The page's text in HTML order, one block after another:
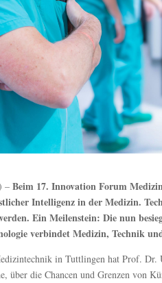
–Beim 17. Innovation Forum
Intelligenz in der Medizin.
Ein Meilenstein: Die nun
verbindet Medizin, Technik
in Tuttlingen hat Prof.
über die Chancen und Grenzen von